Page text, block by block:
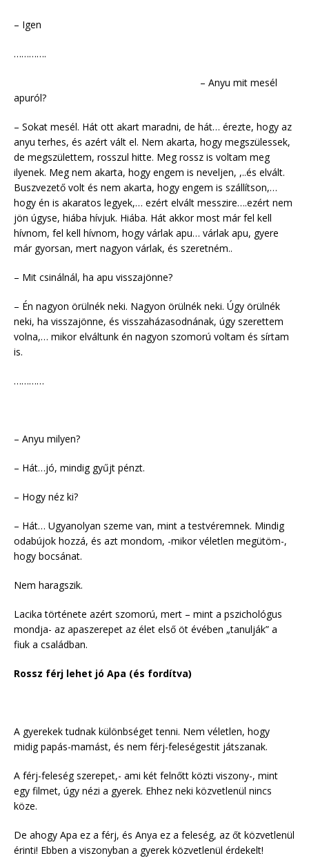
– Igen
………….
– Anyu mit mesél
apuról?
– Sokat mesél. Hát ott akart maradni, de hát… érezte, hogy az
anyu terhes, és azért vált el. Nem akarta, hogy megszülessek,
de megszülettem, rosszul hitte. Meg rossz is voltam meg
ilyenek. Meg nem akarta, hogy engem is neveljen, ,..és elvált.
Buszvezető volt és nem akarta, hogy engem is szállítson,…
hogy én is akaratos legyek,… ezért elvált messzire….ezért nem
jön úgyse, hiába hívjuk. Hiába. Hát akkor most már fel kell
hívnom, fel kell hívnom, hogy várlak apu… várlak apu, gyere
már gyorsan, mert nagyon várlak, és szeretném..
– Mit csinálnál, ha apu visszajönne?
– Én nagyon örülnék neki. Nagyon örülnék neki. Úgy örülnék
neki, ha visszajönne, és visszaházasodnának, úgy szerettem
volna,… mikor elváltunk én nagyon szomorú voltam és sírtam
is.
…………
– Anyu milyen?
– Hát…jó, mindig gyűjt pénzt.
– Hogy néz ki?
– Hát… Ugyanolyan szeme van, mint a testvéremnek. Mindig
odabújok hozzá, és azt mondom, -mikor véletlen megütöm-,
hogy bocsánat.
Nem haragszik.
Lacika története azért szomorú, mert – mint a pszichológus
mondja- az apaszerepet az élet első öt évében „tanulják” a
fiuk a családban.
Rossz férj lehet jó Apa (és fordítva)
A gyerekek tudnak különbséget tenni. Nem véletlen, hogy
midig papás-mamást, és nem férj-feleségestit játszanak.
A férj-feleség szerepet,- ami két felnőtt közti viszony-, mint
egy filmet, úgy nézi a gyerek. Ehhez neki közvetlenül nincs
köze.
De ahogy Apa ez a férj, és Anya ez a feleség, az őt közvetlenül
érinti! Ebben a viszonyban a gyerek közvetlenül érdekelt!